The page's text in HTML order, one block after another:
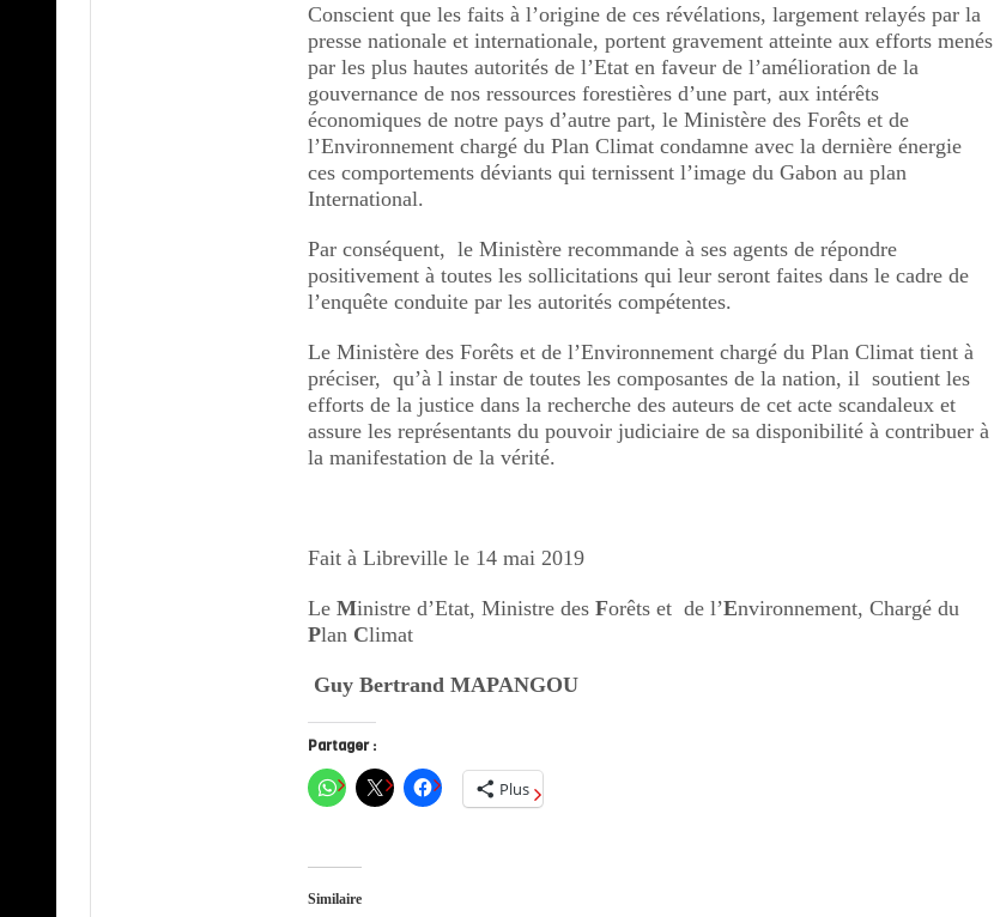
Conscient que les faits à l’origine de ces révélations, largement relayés par la
presse nationale et internationale, portent gravement atteinte aux efforts menés
par les plus hautes autorités de l’Etat en faveur de l’amélioration de la
gouvernance de nos ressources forestières d’une part, aux intérêts
économiques de notre pays d’autre part, le Ministère des Forêts et de
l’Environnement chargé du Plan Climat condamne avec la dernière énergie
ces comportements déviants qui ternissent l’image du Gabon au plan
International.
Par conséquent, le Ministère recommande à ses agents de répondre
positivement à toutes les sollicitations qui leur seront faites dans le cadre de
l’enquête conduite par les autorités compétentes.
Le Ministère des Forêts et de l’Environnement chargé du Plan Climat tient à
préciser, qu’à l instar de toutes les composantes de la nation, il soutient les
efforts de la justice dans la recherche des auteurs de cet acte scandaleux et
assure les représentants du pouvoir judiciaire de sa disponibilité à contribuer à
la manifestation de la vérité.
Fait à Libreville le 14 mai 2019
LeMinistre d’Etat, Ministre desForêts et de l’Environnement, Chargé du
Plan Climat
Guy Bertrand MAPANGOU
Partager :
Plus
Similaire